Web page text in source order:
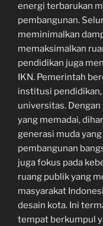
energi terbarukan
pembangunan.
meminimalkan
memaksimalkan
pendidikan juga
IKN. Pemerintah
institusi
universitas.
yang memadai,
generasi muda
pembangunan
juga fokus pada
ruang publik yang
masyarakat
desain kota. Ini
tempat berkumpul